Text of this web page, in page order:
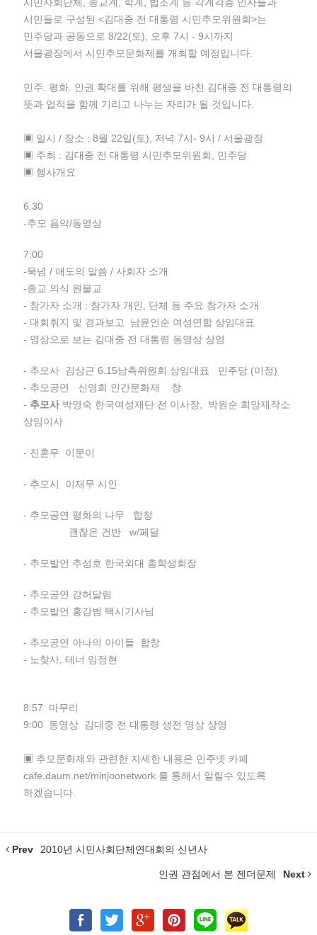
시민사회단체, 종교계, 학계, 법조계 등 각계각층 인사들과
시민들로 구성된 <김대중 전 대통령 시민추모위원회>는
민주당과 공동으로 8/22(토), 오후 7시 - 9시까지
서울광장에서 시민추모문화제를 개최할 예정입니다.
민주. 평화. 인권 확대를 위해 평생을 바친 김대중 전 대통령의
뜻과 업적을 함께 기리고 나누는 자리가 될 것입니다.
▣ 일시 / 장소 : 8월 22일(토), 저녁 7시- 9시 / 서울광장
▣ 주최 : 김대중 전 대통령 시민추모위원회, 민주당
▣ 행사개요
6:30
-추모 음악/동영상
7:00
-묵념 / 애도의 말씀 / 사회자 소개
-종교 의식 원불교
- 참가자 소개 : 참가자 개인, 단체 등 주요 참가자 소개
- 대회취지 및 경과보고 남윤인순 여성연합 상임대표
- 영상으로 보는 김대중 전 대통령 동영상 상영
- 추모사 김상근 6.15남측위원회 상임대표 민주당 (미정)
- 추모공연 신영희 인간문화재 창
- 추모사 박영숙 한국여성재단 전 이사장, 박원순 희망제작소
상임이사
- 진혼무 이문이
- 추모시 이재무 시인
- 추모공연 평화의 나무 합창
괜찮은 건반 w/페달
- 추모발언 추성호 한국외대 총학생회장
- 추모공연 강허달림
- 추모발언 홍강범 택시기사님
- 추모공연 아나의 아이들 합창
- 노찾사, 테너 임정현
8:57 마무리
9:00 동영상 김대중 전 대통령 생전 영상 상영
▣ 추모문화제와 관련한 자세한 내용은 민주넷 카페
cafe.daum.net/minjoonetwork 를 통해서 알릴수 있도록
하겠습니다.
Prev 2010년 시민사회단체연대회의 신년사
인권 관점에서 본 젠더문제 Next